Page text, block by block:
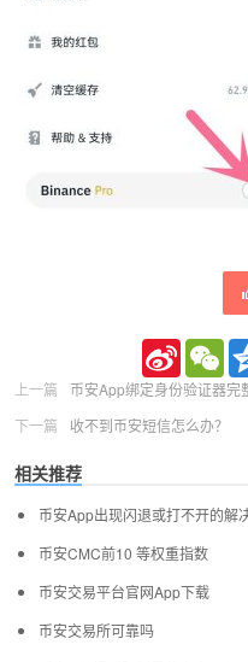
Sina
Weibo
上一篇
币安App绑定身份验证器完
下一篇
收不到币安短信怎么办？
相关推荐
币安App出现闪退或打不开的解
币安CMC前10 等权重指数
币安交易平台官网App下载
币安交易所可靠吗